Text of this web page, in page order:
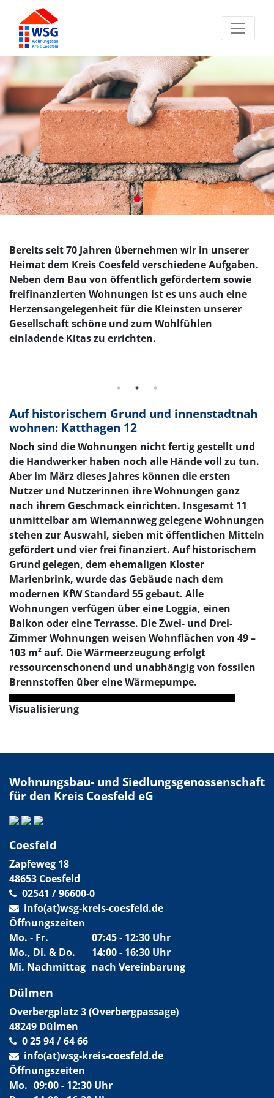
Bereits seit 70 Jahren übernehmen wir in unserer
Heimat dem Kreis Coesfeld verschiedene Aufgaben.
Neben dem Bau von öffentlich gefördertem sowie
freifinanzierten Wohnungen ist es uns auch eine
Herzensangelegenheit für die Kleinsten unserer
Gesellschaft schöne und zum Wohlfühlen
einladende Kitas zu errichten.
nähere Informationen >
Auf historischem Grund und innenstadtnah
wohnen: Katthagen 12
Noch sind die Wohnungen nicht fertig gestellt und
die Handwerker haben noch alle Hände voll zu tun.
Aber im März dieses Jahres können die ersten
Nutzer und Nutzerinnen ihre Wohnungen ganz
nach ihrem Geschmack einrichten. Insgesamt 11
unmittelbar am Wiemannweg gelegene Wohnungen
stehen zur Auswahl, sieben mit öffentlichen Mitteln
gefördert und vier frei finanziert. Auf historischem
Grund gelegen, dem ehemaligen Kloster
Marienbrink, wurde das Gebäude nach dem
modernen KfW Standard 55 gebaut. Alle
Wohnungen verfügen über eine Loggia, einen
Balkon oder eine Terrasse. Die Zwei- und Drei-
Zimmer Wohnungen weisen Wohnflächen von 49 –
103 m² auf. Die Wärmeerzeugung erfolgt
ressourcenschonend und unabhängig von fossilen
Brennstoffen über eine Wärmepumpe.
Visualisierung
Wohnungsbau- und Siedlungsgenossenschaft
für den Kreis Coesfeld eG
Coesfeld
Zapfeweg 18
48653 Coesfeld
02541 / 96600-0
info(at)wsg-kreis-coesfeld.de
Öffnungszeiten
Mo. - Fr.
07:45 - 12:30 Uhr
Mo., Di. & Do.
14:00 - 16:30 Uhr
Mi. Nachmittag nach Vereinbarung
Dülmen
Overbergplatz 3 (Overbergpassage)
48249 Dülmen
0 25 94 / 64 66
info(at)wsg-kreis-coesfeld.de
Öffnungszeiten
Mo. 09:00 - 12:30 Uhr